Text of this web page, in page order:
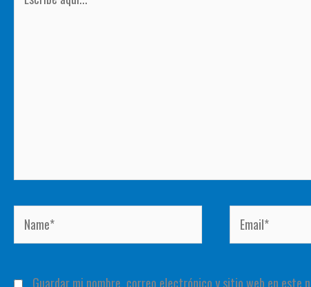
Name* Email*
Guardar mi nombre, correo electrónico y sitio web en este